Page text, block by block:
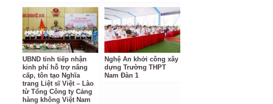
UBND tỉnh tiếp nhận
kinh phí hỗ trợ nâng
cấp, tôn tạo Nghĩa
trang Liệt sĩ Việt – Lào
từ Tổng Công ty Cảng
hàng không Việt Nam
Nghệ An khởi công xây
dựng Trường THPT
Nam Đàn 1